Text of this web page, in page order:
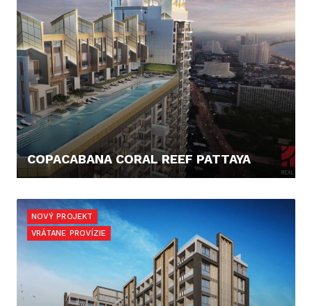
COPACABANA CORAL REEF PATTAYA
NOVÝ PROJEKT
VRÁTANE PROVÍZIE